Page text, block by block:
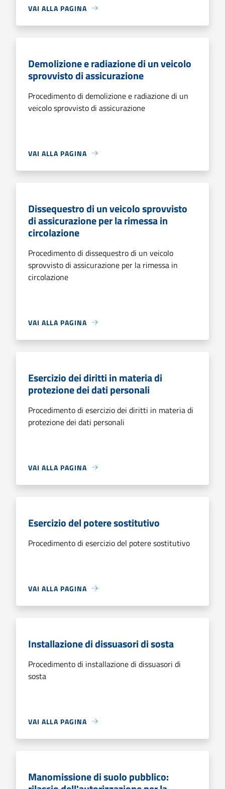
VAI ALLA PAGINA
Demolizione e radiazione di un veicolo
sprovvisto di assicurazione
Procedimento di demolizione e radiazione di un
veicolo sprovvisto di assicurazione
VAI ALLA PAGINA
Dissequestro di un veicolo sprovvisto
di assicurazione per la rimessa in
circolazione
Procedimento di dissequestro di un veicolo
sprovvisto di assicurazione per la rimessa in
circolazione
VAI ALLA PAGINA
Esercizio dei diritti in materia di
protezione dei dati personali
Procedimento di esercizio dei diritti in materia di
protezione dei dati personali
VAI ALLA PAGINA
Esercizio del potere sostitutivo
Procedimento di esercizio del potere sostitutivo
VAI ALLA PAGINA
Installazione di dissuasori di sosta
Procedimento di installazione di dissuasori di
sosta
VAI ALLA PAGINA
Manomissione di suolo pubblico: